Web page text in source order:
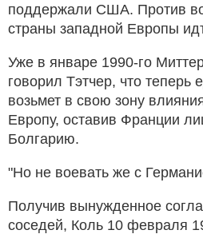
поддержали США. Против
страны западной Европы
Уже в январе 1990-го
говорил Тэтчер, что теперь
возьмет в свою зону
Европу, оставив Франции
Болгарию.
"Но не воевать же с
Получив вынужденное
соседей, Коль 10 февраля